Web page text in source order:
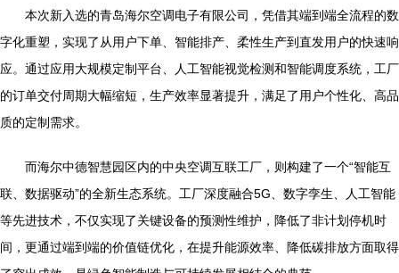
本次新入选的青岛海尔空调电子有限公司，凭借其端到端全流程的数
字化重塑，实现了从用户下单、智能排产、柔性生产到直发用户的快速响
应。通过应用大规模定制平台、人工智能视觉检测和智能调度系统，工厂
的订单交付周期大幅缩短，生产效率显著提升，满足了用户个性化、高品
质的定制需求。
而海尔中德智慧园区内的中央空调互联工厂，则构建了一个“智能互
联、数据驱动”的全新生态系统。工厂深度融合5G、数字孪生、人工智能
等先进技术，不仅实现了关键设备的预测性维护，降低了非计划停机时
间，更通过端到端的价值链优化，在提升能源效率、降低碳排放方面取得